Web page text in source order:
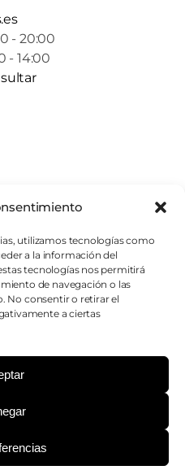
utilizamos tecnologías como
a la información del
tecnologías nos permitirá
de navegación o las
No consentir o retirar el
a ciertas
- 20:00